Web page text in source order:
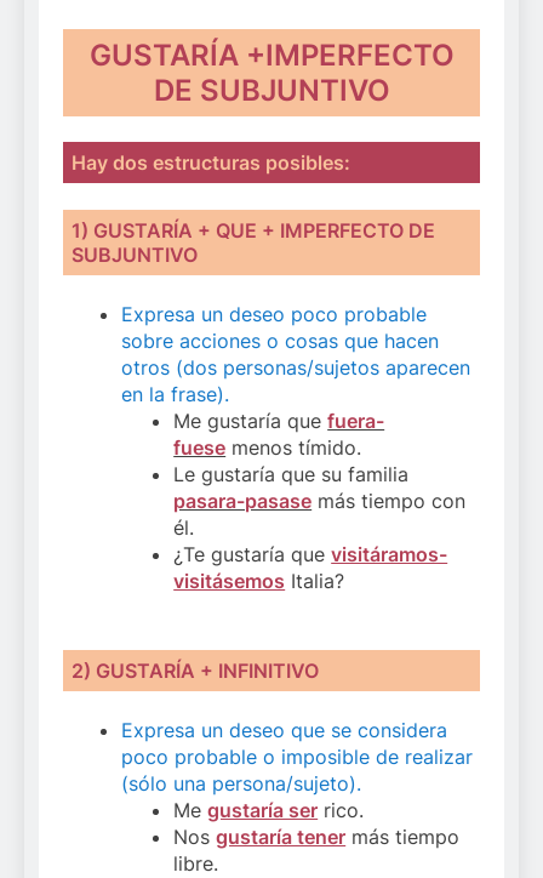
GUSTARÍA +IMPERFECTO
DE SUBJUNTIVO
Hay dos estructuras posibles:
1) GUSTARÍA + QUE + IMPERFECTO DE
SUBJUNTIVO
Expresa un deseo poco probable
sobre acciones o cosas que hacen
otros (dos personas/sujetos aparecen
en la frase).
Me gustaría quefuera-
fuese menos tímido.
Le gustaría que su familia
pasara-pasase más tiempo con
él.
¿Te gustaría quevisitáramos-
visitásemos Italia?
2) GUSTARÍA + INFINITIVO
Expresa un deseo que se considera
poco probable o imposible de realizar
(sólo una persona/sujeto).
Megustaría ser rico.
Nosgustaría tener más tiempo
libre.